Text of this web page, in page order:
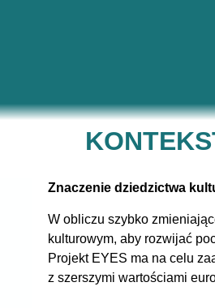
Znaczenie dziedzictwa
W obliczu szybko
kulturowym, aby rozwijać
Projekt EYES ma na celu
z szerszymi wartościami